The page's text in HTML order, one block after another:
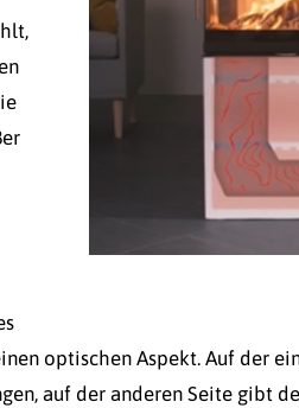
optischen Aspekt. Auf der
auf der anderen Seite gibt